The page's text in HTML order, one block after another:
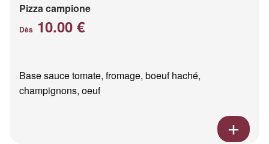
Pizza campione
Dès 10.00 €
Base sauce tomate, fromage, boeuf haché,
champignons, oeuf